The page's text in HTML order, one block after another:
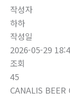
작성자
하하
작성일
2026-05-29
조회
45
CANALIS BEER